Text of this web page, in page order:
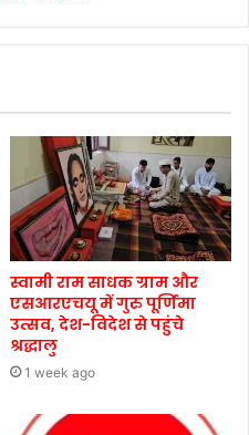
स्वामी राम साधक ग्राम और
एसआरएचयू में गुरु पूर्णिमा
उत्सव, देश-विदेश से पहुंचे
श्रद्धालु
1 week ago